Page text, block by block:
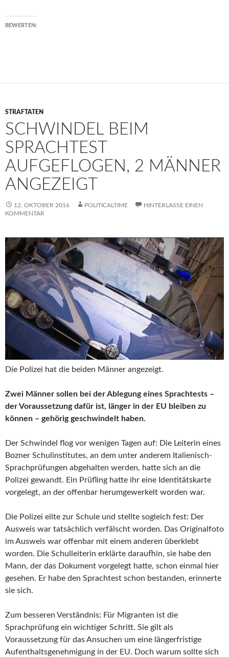
BEWERTEN:
STRAFTATEN
SCHWINDEL BEIM
SPRACHTEST
AUFGEFLOGEN, 2 MÄNNER
ANGEZEIGT
12. OKTOBER 2016 POLITICALTIME
HINTERLASSE EINEN
KOMMENTAR
Die Polizei hat die beiden Männer angezeigt.
Zwei Männer sollen bei der Ablegung eines Sprachtests –
der Voraussetzung dafür ist, länger in der EU bleiben zu
können – gehörig geschwindelt haben.
Der Schwindel flog vor wenigen Tagen auf: Die Leiterin eines
Bozner Schulinstitutes, an dem unter anderem Italienisch-
Sprachprüfungen abgehalten werden, hatte sich an die
Polizei gewandt. Ein Prüfling hatte ihr eine Identitätskarte
vorgelegt, an der offenbar herumgewerkelt worden war.
Die Polizei eilte zur Schule und stellte sogleich fest: Der
Ausweis war tatsächlich verfälscht worden. Das Originalfoto
im Ausweis war offenbar mit einem anderen überklebt
worden. Die Schulleiterin erklärte daraufhin, sie habe den
Mann, der das Dokument vorgelegt hatte, schon einmal hier
gesehen. Er habe den Sprachtest schon bestanden, erinnerte
sie sich.
Zum besseren Verständnis: Für Migranten ist die
Sprachprüfung ein wichtiger Schritt. Sie gilt als
Voraussetzung für das Ansuchen um eine längerfristige
Aufenthaltsgenehmigung in der EU. Doch warum sollte sich